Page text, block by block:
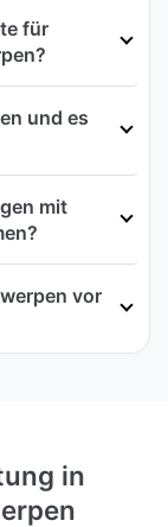
für
und es
mit
vor
in